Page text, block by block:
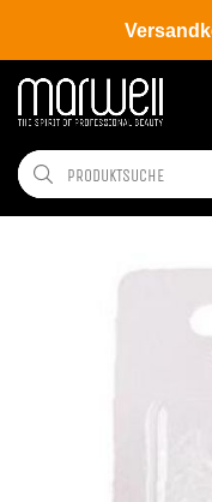
Shop Salon Clipse |